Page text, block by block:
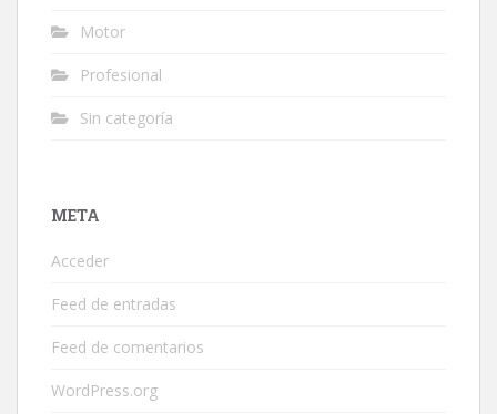
Motor
Profesional
Sin categoría
META
Acceder
Feed de entradas
Feed de comentarios
WordPress.org